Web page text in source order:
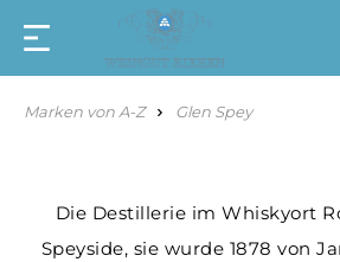
Marken von A-Z Glen Spey
Die Destillerie im Whiskyort
Speyside, sie wurde 1878 von